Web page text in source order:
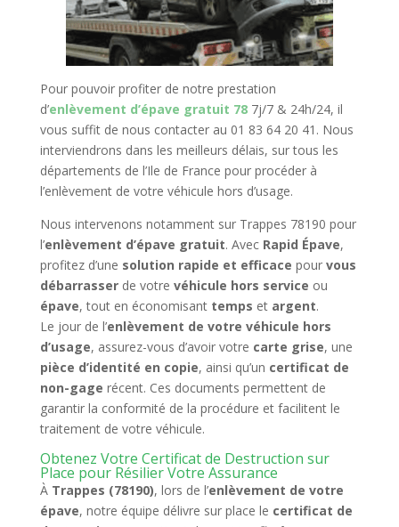
Pour pouvoir profiter de notre prestation
d’enlèvement d’épave gratuit 787j/7 & 24h/24, il
vous suffit de nous contacter au 01 83 64 20 41. Nous
interviendrons dans les meilleurs délais, sur tous les
départements de l’Ile de France pour procéder à
l’enlèvement de votre véhicule hors d’usage.
Nous intervenons notamment sur Trappes 78190 pour
l’enlèvement d’épave gratuit. Avec Rapid Épave,
profitez d’une solution rapide et efficace pour vous
débarrasserde votre véhicule hors service ou
épave, tout en économisant temps et argent.
Le jour de l’enlèvement de votre véhicule hors
d’usage, assurez-vous d’avoir votre carte grise, une
pièce d’identité en copie, ainsi qu’un certificat de
non-gage récent. Ces documents permettent de
garantir la conformité de la procédure et facilitent le
traitement de votre véhicule.
Obtenez Votre Certificat de Destruction sur
Place pour Résilier Votre Assurance
À Trappes (78190), lors de l’enlèvement de votre
épave, notre équipe délivre sur place le certificat de